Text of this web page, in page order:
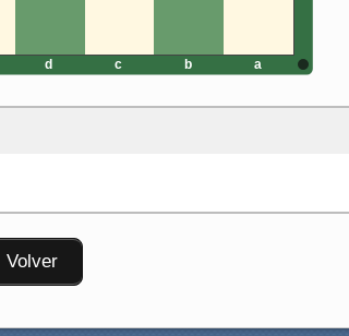
d c b a
Volver